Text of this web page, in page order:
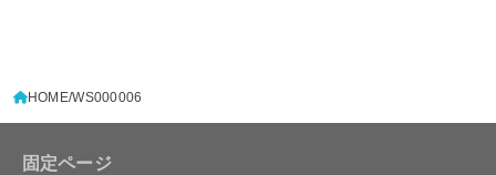
HOME WS000006
固定ページ